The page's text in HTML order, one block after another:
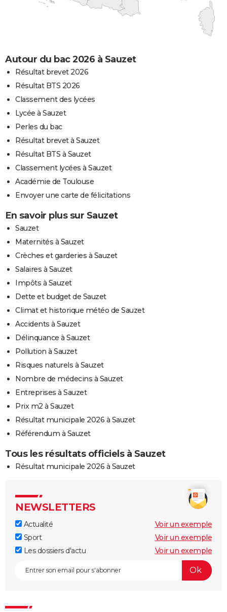
Autour du bac 2026 à Sauzet
Résultat brevet 2026
Résultat BTS 2026
Classement des lycées
Lycée à Sauzet
Perles du bac
Résultat brevet à Sauzet
Résultat BTS à Sauzet
Classement lycées à Sauzet
Académie de Toulouse
Envoyer une carte de félicitations
En savoir plus sur Sauzet
Sauzet
Maternités à Sauzet
Crèches et garderies à Sauzet
Salaires à Sauzet
Impôts à Sauzet
Dette et budget de Sauzet
Climat et historique météo de Sauzet
Accidents à Sauzet
Délinquance à Sauzet
Pollution à Sauzet
Risques naturels à Sauzet
Nombre de médecins à Sauzet
Entreprises à Sauzet
Prix m2 à Sauzet
Résultat municipale 2026 à Sauzet
Référendum à Sauzet
Tous les résultats officiels à Sauzet
Résultat municipale 2026 à Sauzet
NEWSLETTERS
Actualité
Voir un exemple
Sport
Voir un exemple
Les dossiers d'actu
Voir un exemple